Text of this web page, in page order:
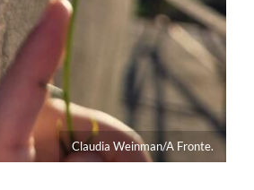
Claudia Weinman/A Fronte.